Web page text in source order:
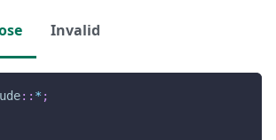
Invalid
:: * ;